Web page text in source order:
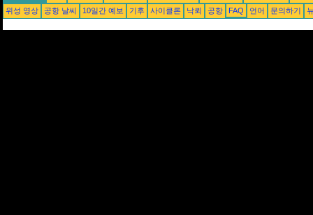
위성 영상
공항 날씨 10일간 예보 기후 사이클론 낙뢰 공항 FAQ 언어 문의하기